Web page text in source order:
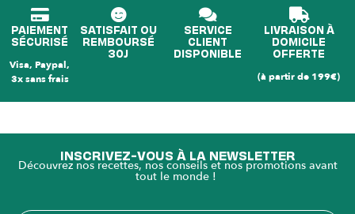
PAIEMENT
SÉCURISÉ
Visa, Paypal,
3x sans frais
SATISFAIT OU
REMBOURSÉ
30J
SERVICE
CLIENT
DISPONIBLE
LIVRAISON À
DOMICILE
OFFERTE
(à partir de 199€)
INSCRIVEZ-VOUS À LA NEWSLETTER
Découvrez nos recettes, nos conseils et nos promotions avant
tout le monde !